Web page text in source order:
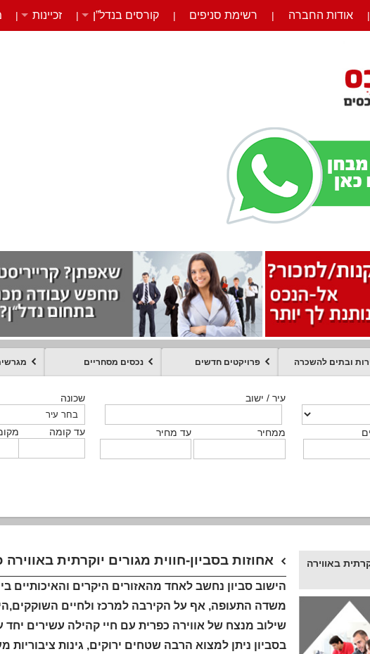
| אודות החברה | רשימת סניפים | קורסים בנדל”ן | זכיינות |
ובתים להשכרה פרויקטים חדשים נכסים מסחריים
עיר / ישוב
ממחיר עד מחיר
שכונה
עד קומה
עיר / ישוב
ממחיר עד מחיר
שכונה
עד קומה
עיר / ישוב
ממחיר עד מחיר
שכונה
עד קומה
עיר / ישוב
ממחיר עד מחיר
שכונה
עד קומה
ממחיר מקומה עיר / ישוב
מקומה עד קומה
שכונה
טקסט חופשי
עיר / ישוב
ממחיר עד מחיר
שכונה
מקומה עד
אחוזות בסביון-חווית מגורים יוקרתית
משדה התעופה, אף על הקירבה למרכז ולחיים
שילוב מנצח של אווירה כפרית עם חיי קהילה עשירים יחד
בסביון ניתן למצוא הרבה שטחים ירוקים, גינות
באווירה